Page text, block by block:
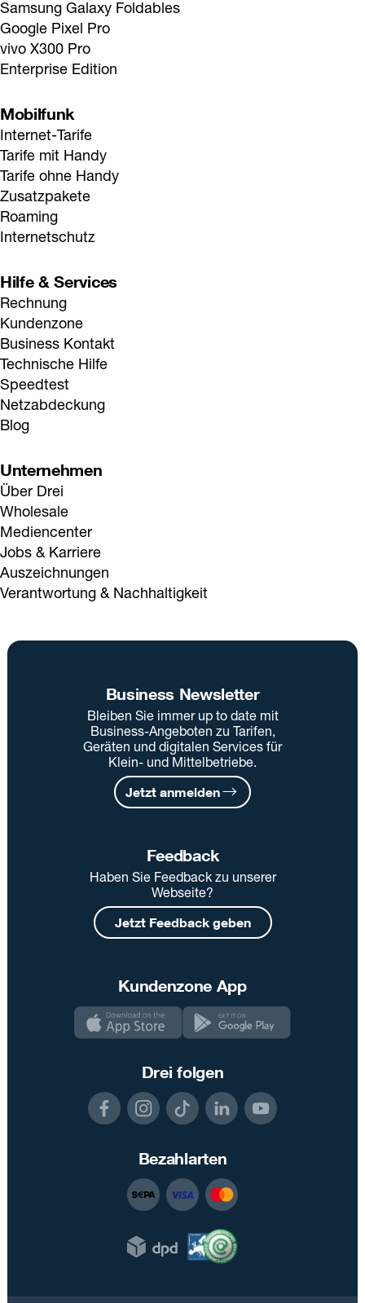
Samsung Galaxy Foldables
Google Pixel Pro
vivo X300 Pro
Enterprise Edition
Mobilfunk
Internet-Tarife
Tarife mit Handy
Tarife ohne Handy
Zusatzpakete
Roaming
Internetschutz
Hilfe & Services
Rechnung
Kundenzone
Business Kontakt
Technische Hilfe
Speedtest
Netzabdeckung
Blog
Unternehmen
Über Drei
Wholesale
Mediencenter
Jobs & Karriere
Auszeichnungen
Verantwortung & Nachhaltigkeit
Business Newsletter
Bleiben Sie immer up to date mit
Business-Angeboten zu Tarifen,
Geräten und digitalen Services für
Klein- und Mittelbetriebe.
Jetzt anmelden
Feedback
Haben Sie Feedback zu unserer
Webseite?
Jetzt Feedback geben
Kundenzone App
Drei folgen
Bezahlarten